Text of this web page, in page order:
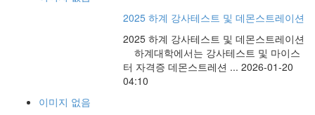
2025 하계 강사테스트 및 데몬스트레이션
2025 하계 강사테스트 및 데몬스트레이션
하계대학에서는 강사테스트 및 마이스
터 자격증 데몬스트레션 ... 2026-01-20
04:10
이미지 없음